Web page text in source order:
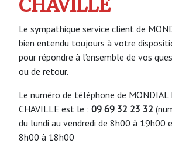
CHAVILLE
Le sympathique service client de
bien entendu toujours à votre
pour répondre à l’ensemble de vos
ou de retour.
Le numéro de téléphone de MONDIAL
CHAVILLE est le : 09 69 32 23 32
du lundi au vendredi de 8h00 à 19h00
8h00 à 18h00